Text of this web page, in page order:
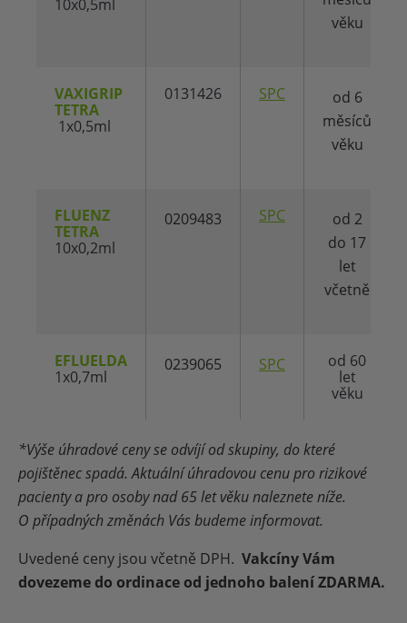
10x0,5ml
věku
VAXIGRIP
TETRA
1x0,5ml
0131426 SPC
od 6
měsíců
věku
FLUENZ
TETRA
10x0,2ml
0209483 SPC
od 2
do 17
let
včetně
EFLUELDA
1x0,7ml
0239065 SPC
od 60
let
věku
*Výše úhradové ceny se odvíjí od skupiny, do které
pojištěnec spadá. Aktuální úhradovou cenu pro rizikové
pacienty a pro osoby nad 65 let věku naleznete níže.
O případných změnách Vás budeme informovat.
Uvedené ceny jsou včetně DPH. Vakcíny Vám
dovezeme do ordinace od jednoho balení ZDARMA.